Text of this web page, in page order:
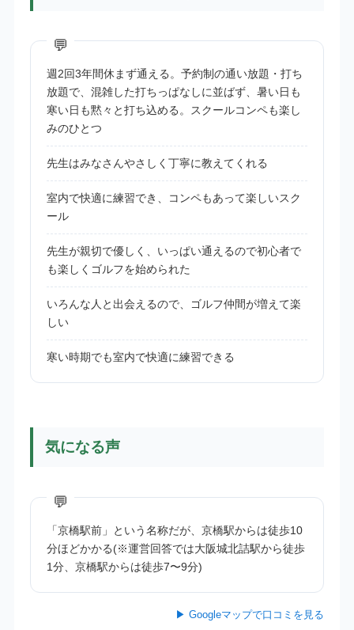
週2回3年間休まず通える。予約制の通い放題・打ち
放題で、混雑した打ちっぱなしに並ばず、暑い日も
寒い日も黙々と打ち込める。スクールコンペも楽し
みのひとつ
先生はみなさんやさしく丁寧に教えてくれる
室内で快適に練習でき、コンペもあって楽しいスク
ール
先生が親切で優しく、いっぱい通えるので初心者で
も楽しくゴルフを始められた
いろんな人と出会えるので、ゴルフ仲間が増えて楽
しい
寒い時期でも室内で快適に練習できる
気になる声
「京橋駅前」という名称だが、京橋駅からは徒歩10
分ほどかかる(※運営回答では大阪城北詰駅から徒歩
1分、京橋駅からは徒歩7〜9分)
▶ Googleマップで口コミを見る